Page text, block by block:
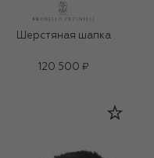
Шерстяная шапка
120 500 ₽